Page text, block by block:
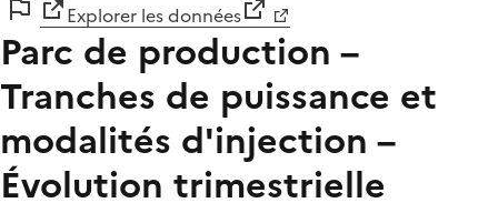
Explorer les données
Parc de production –
Tranches de puissance et
modalités d'injection –
Évolution trimestrielle